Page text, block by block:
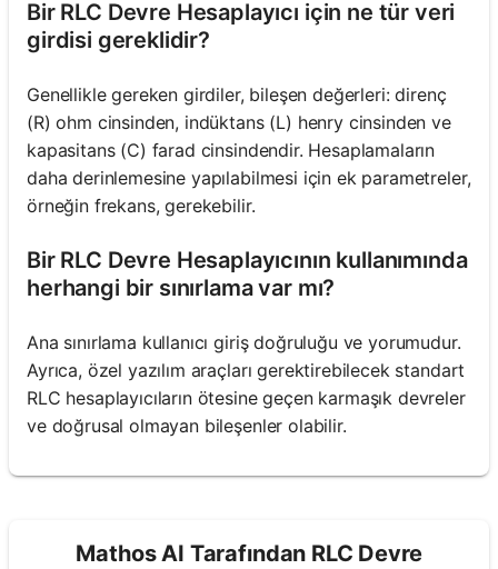
Bir RLC Devre Hesaplayıcı için ne tür veri
girdisi gereklidir?
Genellikle gereken girdiler, bileşen değerleri: direnç
(R) ohm cinsinden, indüktans (L) henry cinsinden ve
kapasitans (C) farad cinsindendir. Hesaplamaların
daha derinlemesine yapılabilmesi için ek parametreler,
örneğin frekans, gerekebilir.
Bir RLC Devre Hesaplayıcının kullanımında
herhangi bir sınırlama var mı?
Ana sınırlama kullanıcı giriş doğruluğu ve yorumudur.
Ayrıca, özel yazılım araçları gerektirebilecek standart
RLC hesaplayıcıların ötesine geçen karmaşık devreler
ve doğrusal olmayan bileşenler olabilir.
Mathos AI Tarafından RLC Devre